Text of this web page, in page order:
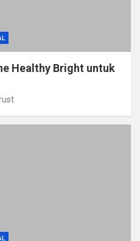
Healthy Bright untuk